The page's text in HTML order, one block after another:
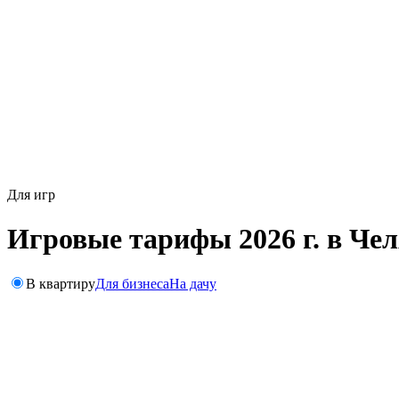
Для игр
Игровые тарифы 2026 г. в
В квартируДля бизнесаНа дачу